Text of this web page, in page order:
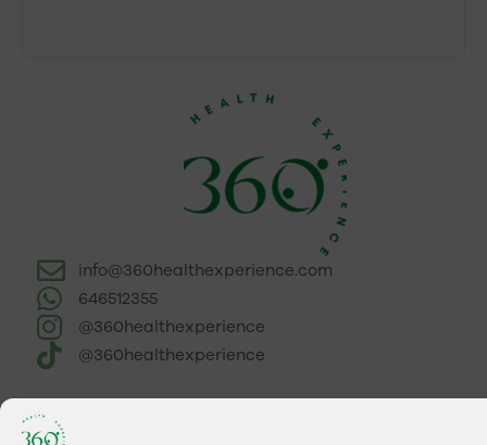
info@360healthexperience.com
646512355
@360healthexperience
@360healthexperience